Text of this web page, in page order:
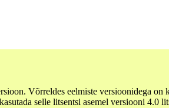
Võrreldes eelmiste versioonidega
selle litsentsi asemel versiooni 4.0